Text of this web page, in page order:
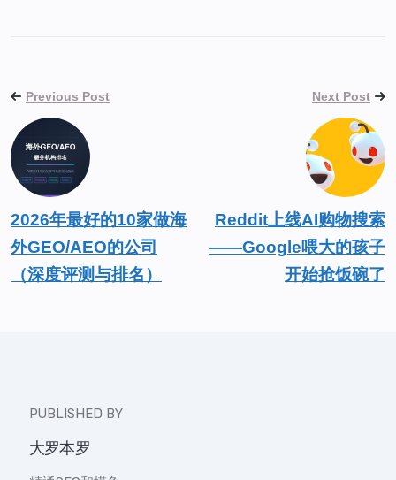
Previous Post
2026年最好的10家做海
外GEO/AEO的公司
（深度评测与排名）
Next Post
Reddit上线AI购物搜索
——Google喂大的孩子
开始抢饭碗了
PUBLISHED BY
大罗本罗